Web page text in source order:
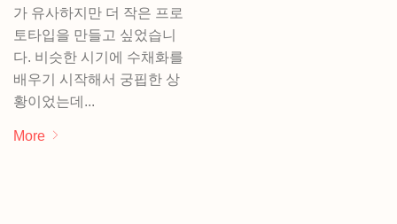
가 유사하지만 더 작은 프로
토타입을 만들고 싶었습니
다. 비슷한 시기에 수채화를
배우기 시작해서 궁핍한 상
황이었는데...
More